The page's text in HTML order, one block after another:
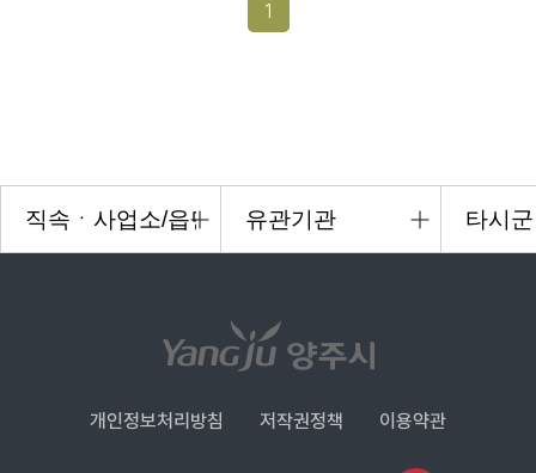
1
개인정보처리방침 저작권정책 이용약관